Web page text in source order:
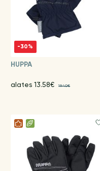
-30%
HUPPA
alates 13.58€ 19.40€